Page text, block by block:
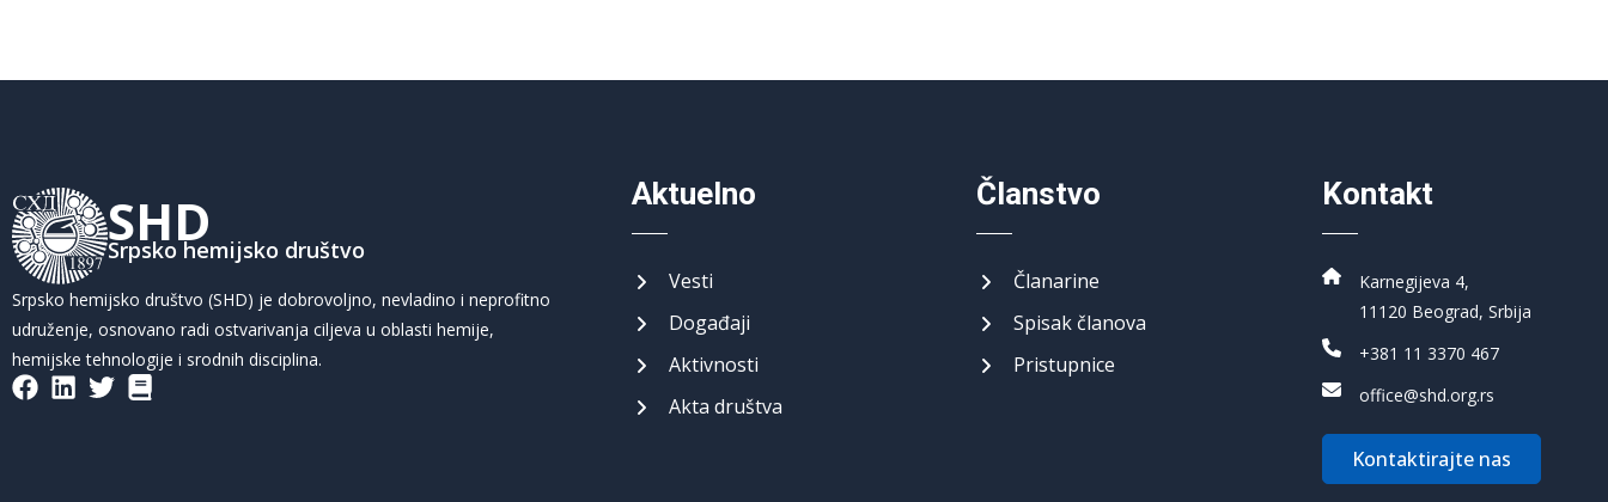
SHD
Srpsko hemijsko društvo
Srpsko hemijsko društvo (SHD) je dobrovoljno, nevladino i neprofitno
udruženje, osnovano radi ostvarivanja ciljeva u oblasti hemije,
hemijske tehnologije i srodnih disciplina.
Aktuelno
Vesti
Događaji
Aktivnosti
Akta društva
Članstvo
Članarine
Spisak članova
Pristupnice
Kontakt
Karnegijeva 4,
11120 Beograd, Srbija
+381 11 3370 467
office@shd.org.rs
Kontaktirajte nas